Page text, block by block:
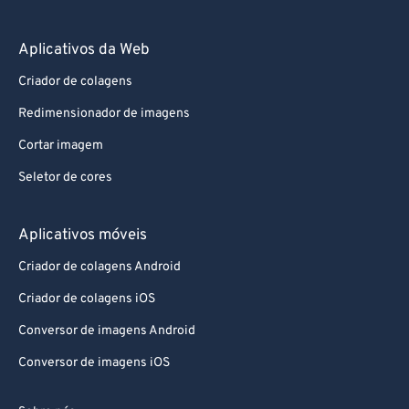
Aplicativos da Web
Criador de colagens
Redimensionador de imagens
Cortar imagem
Seletor de cores
Aplicativos móveis
Criador de colagens Android
Criador de colagens iOS
Conversor de imagens Android
Conversor de imagens iOS